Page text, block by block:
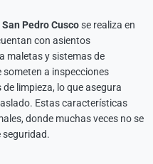
Pedro Cuscose realiza en
con asientos
maletas y sistemas de
a inspecciones
limpieza, lo que asegura
Estas características
donde muchas veces no se
seguridad.